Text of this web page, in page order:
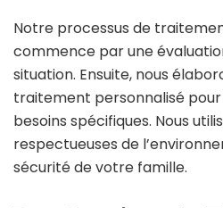
Notre processus de
commence par une
situation. Ensuite, nous
traitement personnalisé
besoins spécifiques. Nous
respectueuses de
sécurité de votre famille.